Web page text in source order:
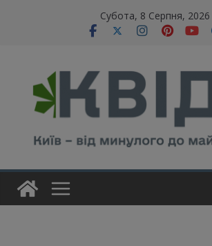
Субота, 8 Серпня, 2026
modal-check